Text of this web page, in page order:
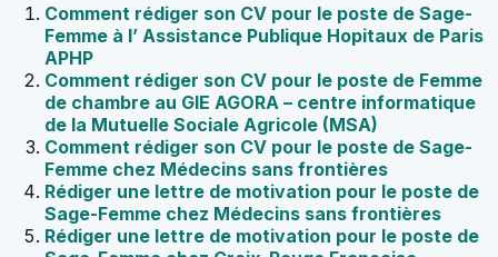
Comment rédiger son CV pour le poste de Sage-
Femme à l’ Assistance Publique Hopitaux de Paris
APHP
Comment rédiger son CV pour le poste de Femme
de chambre au GIE AGORA – centre informatique
de la Mutuelle Sociale Agricole (MSA)
Comment rédiger son CV pour le poste de Sage-
Femme chez Médecins sans frontières
Rédiger une lettre de motivation pour le poste de
Sage-Femme chez Médecins sans frontières
Rédiger une lettre de motivation pour le poste de